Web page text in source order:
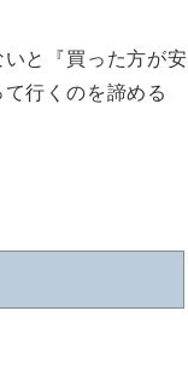
と『買った方が安
行くのを諦める